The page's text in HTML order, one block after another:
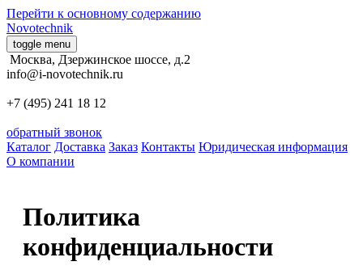
Перейти к основному содержанию
Novotechnik
toggle menu
Москва, Дзержинское шоссе, д.2
info@i-novotechnik.ru
обратный звонок
Каталог Доставка Заказ Контакты Юридическая информация
О компании
Политика
конфиденциальности